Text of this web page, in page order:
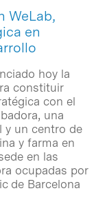
WeLab,
en
hoy la
constituir
con el
una
y un centro de
y farma en
en las
ocupadas por
de Barcelona